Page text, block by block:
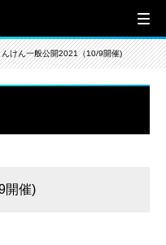
んけん一般公開2021（10/9開催)
開催)